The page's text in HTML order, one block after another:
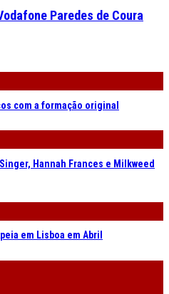
Paredes de Coura
com a formação original
Hannah Frances e Milkweed
em Lisboa em Abril